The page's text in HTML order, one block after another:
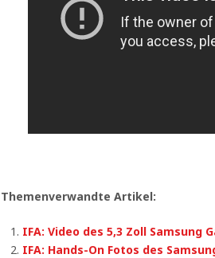
Themenverwandte Artikel:
IFA: Video des 5,3 Zoll Samsung
IFA: Hands-On Fotos des